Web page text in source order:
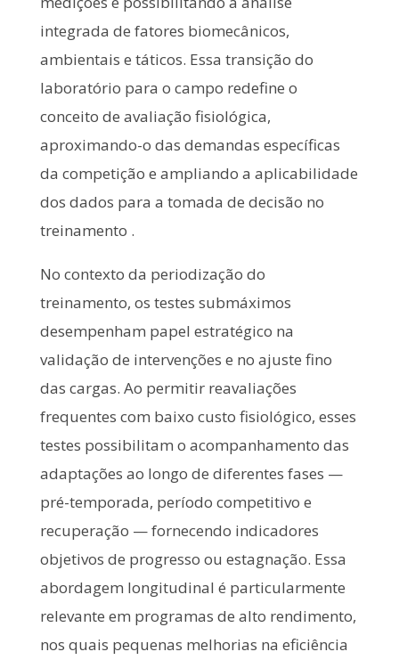
integrada de fatores biomecânicos,
ambientais e táticos. Essa transição do
laboratório para o campo redefine o
conceito de avaliação fisiológica,
aproximando-o das demandas específicas
da competição e ampliando a aplicabilidade
dos dados para a tomada de decisão no
treinamento .
No contexto da periodização do
treinamento, os testes submáximos
desempenham papel estratégico na
validação de intervenções e no ajuste fino
das cargas. Ao permitir reavaliações
frequentes com baixo custo fisiológico, esses
testes possibilitam o acompanhamento das
adaptações ao longo de diferentes fases —
pré-temporada, período competitivo e
recuperação — fornecendo indicadores
objetivos de progresso ou estagnação. Essa
abordagem longitudinal é particularmente
relevante em programas de alto rendimento,
nos quais pequenas melhorias na eficiência